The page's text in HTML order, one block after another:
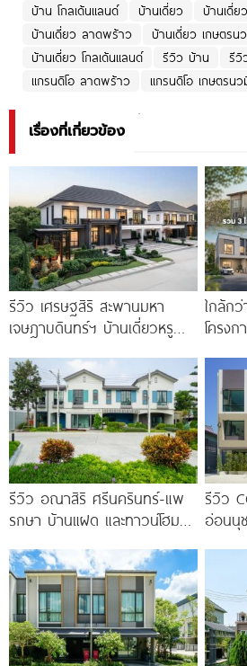
บ้าน โกลเด้นแลนด์
บ้านเดี่ยว
บ้านเดี่ย
บ้านเดี่ยว ลาดพร้าว
บ้านเดี่ยว เกษตรน
บ้านเดี่ยว โกลเด้นแลนด์
รีวิว บ้าน
รีวิ
แกรนดิโอ ลาดพร้าว
แกรนดิโอ เกษตรน
เรื่องที่เกี่ยวข้อง
รีวิว เศรษฐสิริ สะพานมหา
เจษฎาบดินทร์ฯ บ้านเดี่ยวหรู
รถไฟฟ้า และทางด่วน เริ่ม 15.9
ใกล้ก
โครง
รีวิว อณาสิริ ศรีนครินทร์-แพ
รกษา บ้านแฝด และทาวน์โฮม
ทางด่วน และ BTS แพรกษา
รีวิว
อ่อนนุ